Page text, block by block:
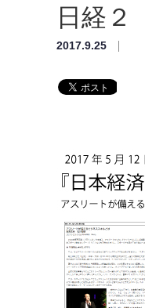
日経２
2017.9.25